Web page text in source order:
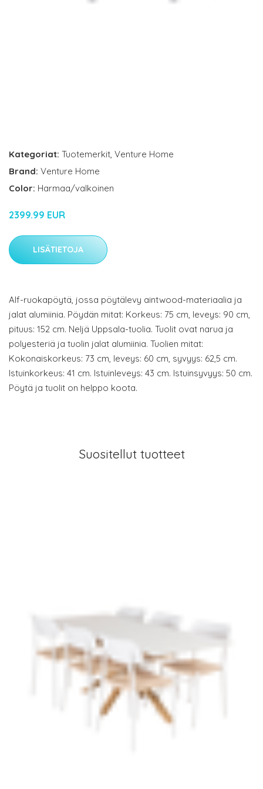
Kategoriat: Tuotemerkit, Venture Home
Brand: Venture Home
Color: Harmaa/valkoinen
2399.99 EUR
LISÄTIETOJA
Alf-ruokapöytä, jossa pöytälevy aintwood-materiaalia ja
jalat alumiinia. Pöydän mitat: Korkeus: 75 cm, leveys: 90 cm,
pituus: 152 cm. Neljä Uppsala-tuolia. Tuolit ovat narua ja
polyesteriä ja tuolin jalat alumiinia. Tuolien mitat:
Kokonaiskorkeus: 73 cm, leveys: 60 cm, syvyys: 62,5 cm.
Istuinkorkeus: 41 cm. Istuinleveys: 43 cm. Istuinsyvyys: 50 cm.
Pöytä ja tuolit on helppo koota.
Suositellut tuotteet